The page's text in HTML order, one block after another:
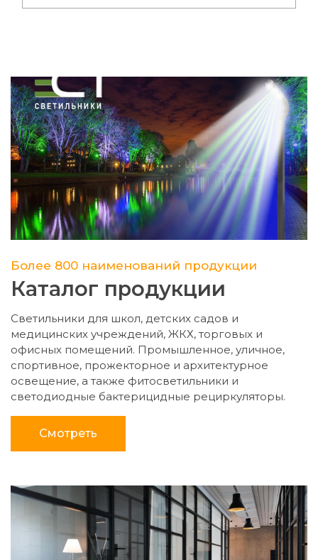
Более 800 наименований продукции
Каталог продукции
Светильники для школ, детских садов и
медицинских учреждений, ЖКХ, торговых и
офисных помещений. Промышленное, уличное,
спортивное, прожекторное и архитектурное
освещение, а также фитосветильники и
светодиодные бактерицидные рециркуляторы.
Смотреть